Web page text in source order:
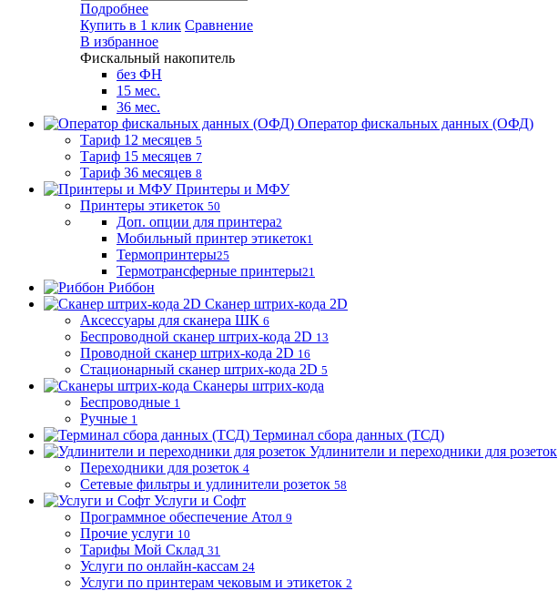
Подробнее
Купить в 1 клик Сравнение
В избранное
Фискальный накопитель
без ФН
15 мес.
36 мес.
Оператор фискальных данных (ОФД)
Тариф 12 месяцев 5
Тариф 15 месяцев 7
Тариф 36 месяцев 8
Принтеры и МФУ
Принтеры этикеток 50
Доп. опции для принтера2
Мобильный принтер этикеток1
Термопринтеры25
Термотрансферные принтеры21
Риббон
Сканер штрих-кода 2D
Аксессуары для сканера ШК 6
Беспроводной сканер штрих-кода 2D 13
Проводной сканер штрих-кода 2D 16
Стационарный сканер штрих-кода 2D 5
Сканеры штрих-кода
Беспроводные 1
Ручные 1
Терминал сбора данных (ТСД)
Удлинители и переходники для розеток
Переходники для розеток 4
Сетевые фильтры и удлинители розеток 58
Услуги и Софт
Программное обеспечение Атол 9
Прочие услуги 10
Тарифы Мой Склад 31
Услуги по онлайн-кассам 24
Услуги по принтерам чековым и этикеток 2